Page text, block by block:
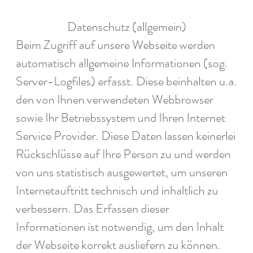
Datenschutz (allgemein)
Beim Zugriff auf unsere Webseite werden
automatisch allgemeine Informationen (sog.
Server-Logfiles) erfasst. Diese beinhalten u.a.
den von Ihnen verwendeten Webbrowser
sowie Ihr Betriebssystem und Ihren Internet
Service Provider. Diese Daten lassen keinerlei
Rückschlüsse auf Ihre Person zu und werden
von uns statistisch ausgewertet, um unseren
Internetauftritt technisch und inhaltlich zu
verbessern. Das Erfassen dieser
Informationen ist notwendig, um den Inhalt
der Webseite korrekt ausliefern zu können.